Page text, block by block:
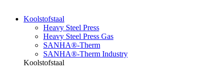
Koolstofstaal
Heavy Steel Press
Heavy Steel Press Gas
SANHA®-Therm
SANHA®-Therm Industry
Koolstofstaal